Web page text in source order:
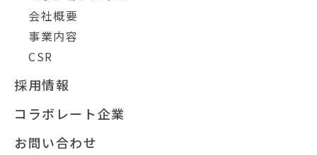
会社概要
事業内容
CSR
採用情報
コラボレート企業
お問い合わせ